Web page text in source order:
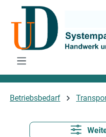
Zum Hauptinhalt springen
Betriebsbedarf